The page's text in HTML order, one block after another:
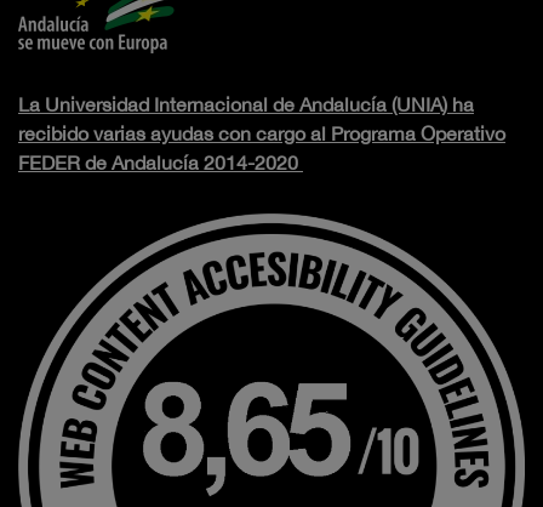
La Universidad Internacional de Andalucía (UNIA) ha
recibido varias ayudas con cargo al Programa Operativo
FEDER de Andalucía 2014-2020